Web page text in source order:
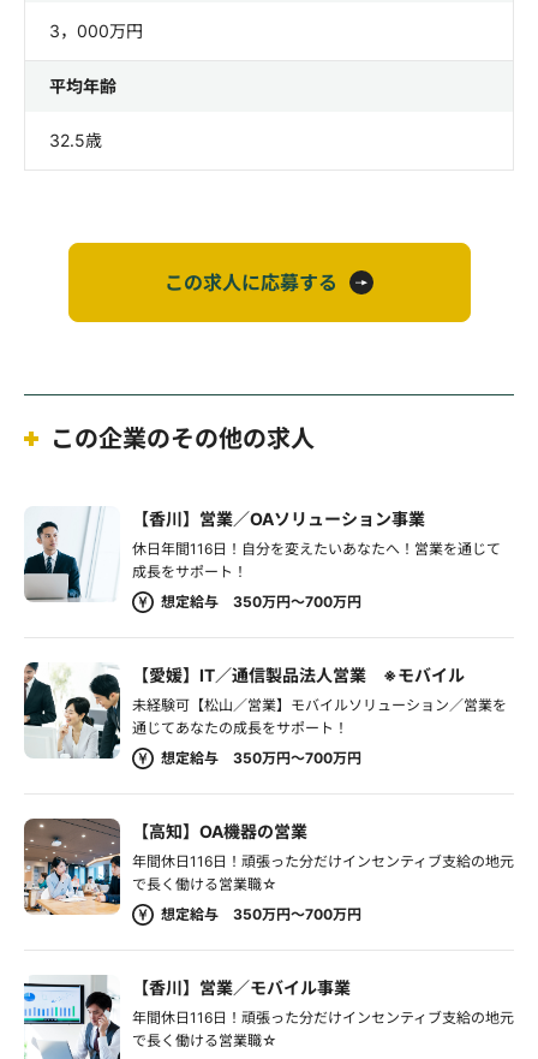
3，000万円
平均年齢
32.5歳
この求人に応募する
この企業のその他の求人
【香川】営業／OAソリューション事業
休日年間116日！自分を変えたいあなたへ！営業を通じて
成長をサポート！
想定給与 350万円～700万円
【愛媛】IT／通信製品法人営業 ※モバイル
未経験可【松山／営業】モバイルソリューション／営業を
通じてあなたの成長をサポート！
想定給与 350万円～700万円
【高知】OA機器の営業
年間休日116日！頑張った分だけインセンティブ支給の地元
で長く働ける営業職☆
想定給与 350万円～700万円
【香川】営業／モバイル事業
年間休日116日！頑張った分だけインセンティブ支給の地元
で長く働ける営業職☆